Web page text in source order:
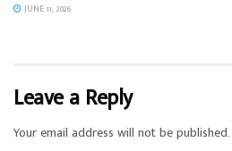
JUNE 11, 2026
Leave a Reply
Your email address will not be published.